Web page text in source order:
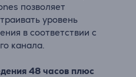
позволяет
уровень
в соответствии с
канала.
48 часов плюс